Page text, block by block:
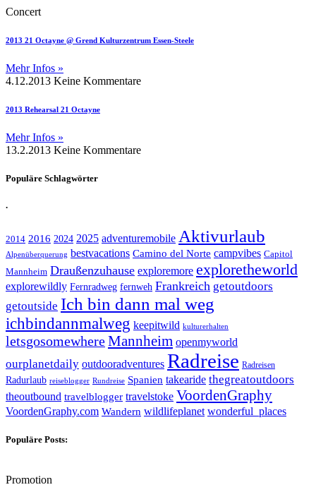
Concert
2013 21 Octayne @ Grend Kulturzentrum Essen-Steele
Mehr Infos »
4.12.2013 Keine Kommentare
2013 Rehearsal 21 Octayne
Mehr Infos »
13.2.2013 Keine Kommentare
Populäre Schlagwörter
.
2014 2016 2024 2025 adventuremobile Aktivurlaub
Alpenüberquerung bestvacations Camino del Norte campvibes Capitol
Mannheim Draußenzuhause exploremore exploretheworld
explorewildly Fernradweg fernweh Frankreich getoutdoors
getoutside Ich bin dann mal weg
ichbindannmalweg keepitwild kulturerhalten
letsgosomewhereMannheim openmyworld
ourplanetdaily outdooradventures Radreise Radreisen
Radurlaub reiseblogger Rundreise Spanien takearide thegreatoutdoors
theoutbound travelblogger travelstoke VoordenGraphy
VoordenGraphy.com Wandern wildlifeplanet wonderful_places
Populäre Posts:
Promotion